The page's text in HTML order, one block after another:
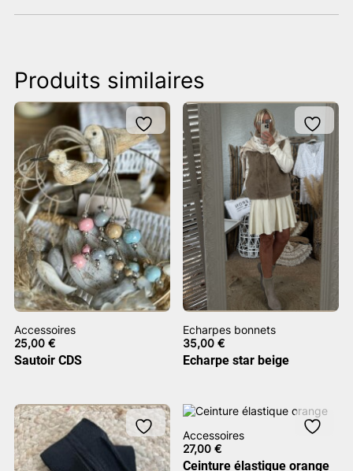
Produits similaires
Accessoires
25,00 €
Sautoir CDS
Echarpes bonnets
35,00€
Echarpe star beige
Accessoires
27,00€
Ceinture élastique orange